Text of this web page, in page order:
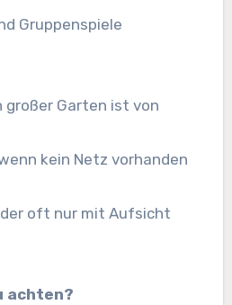
Gruppenspiele
großer Garten ist von
kein Netz vorhanden
oft nur mit Aufsicht
achten?